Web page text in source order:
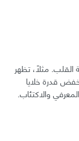
القلب. مثلًا، تظهر
قدرة خلايا
والاكتئاب.